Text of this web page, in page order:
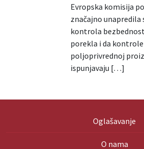
Evropska komisija
značajno
kontrola
porekla i da
poljoprivrednoj
ispunjavaju […]
Oglašavanje
O nama